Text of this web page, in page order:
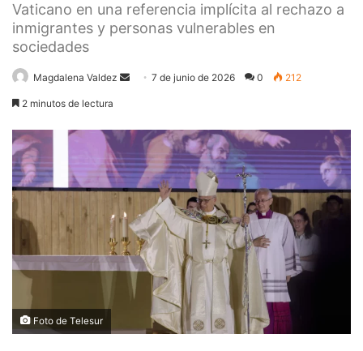
Vaticano en una referencia implícita al rechazo a
inmigrantes y personas vulnerables en
sociedades
Magdalena Valdez
Send7 de junio de 2026 0 212
2 minutos de lectura
Foto de Telesur